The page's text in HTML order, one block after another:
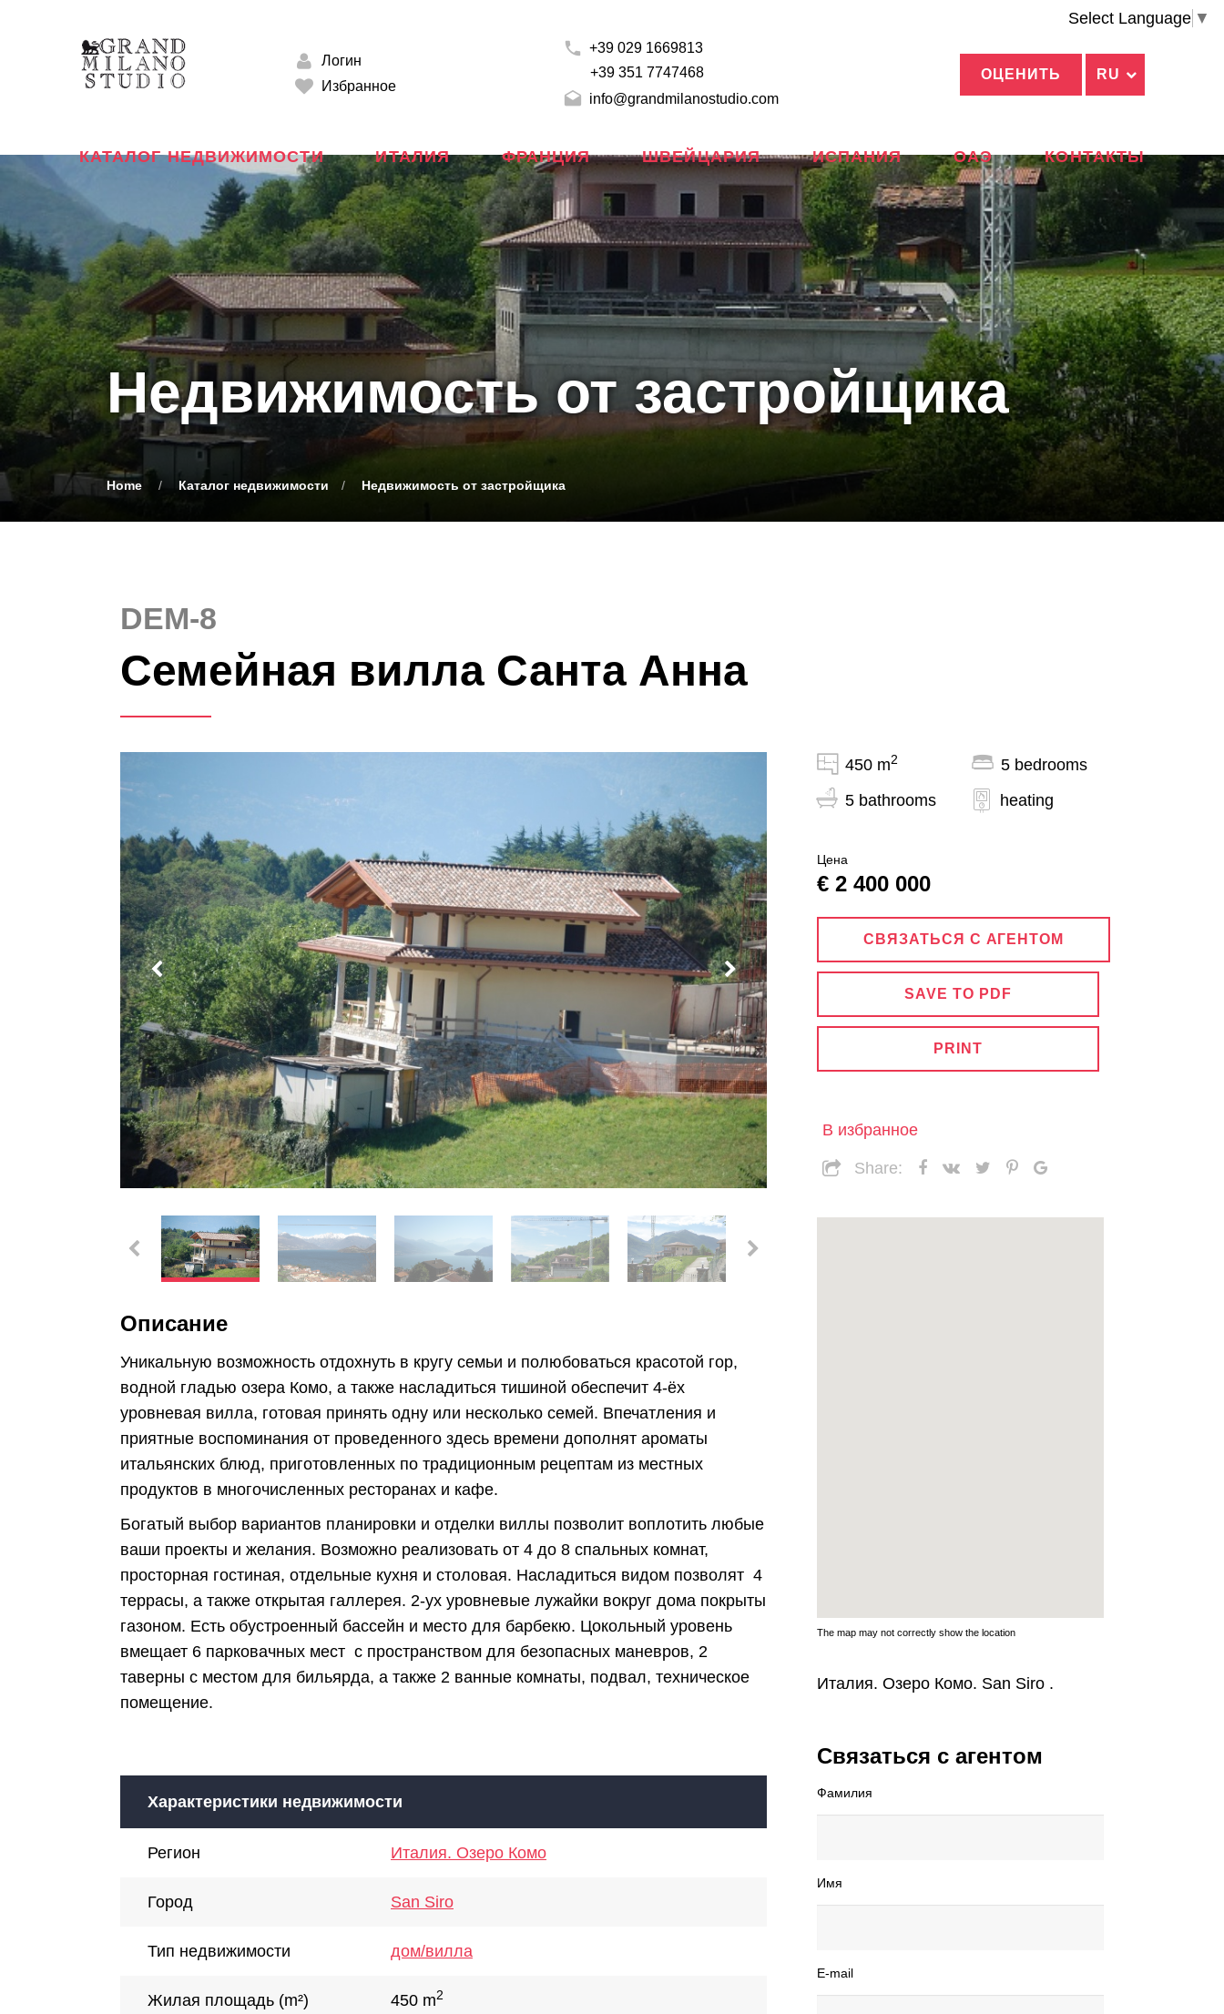
Select Language ▼
Логин
Избранное
+39 029 1669813
+39 351 7747468
info@grandmilanostudio.com
ОЦЕНИТЬ RU
КАТАЛОГ НЕДВИЖИМОСТИ ИТАЛИЯ ФРАНЦИЯ ШВЕЙЦАРИЯ ИСПАНИЯ ОАЭ КОНТАКТЫ
Недвижимость от застройщика
Home Каталог недвижимости Недвижимость от застройщика
DEM-8
Семейная вилла Санта Анна
Описание
Уникальную возможность отдохнуть в кругу семьи и полюбоваться красотой гор,
водной гладью озера Комо, а также насладиться тишиной обеспечит 4-ёх
уровневая вилла, готовая принять одну или несколько семей. Впечатления и
приятные воспоминания от проведенного здесь времени дополнят ароматы
итальянских блюд, приготовленных по традиционным рецептам из местных
продуктов в многочисленных ресторанах и кафе.
Богатый выбор вариантов планировки и отделки виллы позволит воплотить любые
ваши проекты и желания. Возможно реализовать от 4 до 8 спальных комнат,
просторная гостиная, отдельные кухня и столовая. Насладиться видом позволят 4
террасы, а также открытая галлерея. 2-ух уровневые лужайки вокруг дома покрыты
газоном. Есть обустроенный бассейн и место для барбекю. Цокольный уровень
вмещает 6 парковачных мест с пространством для безопасных маневров, 2
таверны с местом для бильярда, а также 2 ванные комнаты, подвал, техническое
помещение.
Характеристики недвижимости
Регион Италия. Озеро Комо
Город San Siro
Тип недвижимости дом/вилла
Жилая площадь (m²) 450 m2
450 m2
5 bathrooms
5 bedrooms
heating
В избранное
Share:
The map may not correctly show the location
Италия. Озеро Комо. San Siro .
Цена
€ 2 400 000
СВЯЗАТЬСЯ С АГЕНТОМ
SAVE TO PDF
PRINT
Связаться с агентом
Фамилия
Имя
E-mail